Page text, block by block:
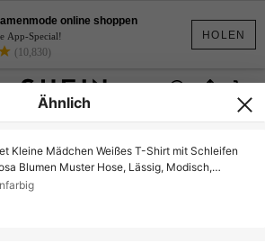
HOLEN
online shoppen
App-Special!
(10,830)
Ähnlich
Kleine Mädchen Weißes T-Shirt mit Schleifen
Blumen Muster Hose, Lässig, Modisch,
für Ausflüge, Schwester Fotoshootings,
Camping, Urlaub, Alltags Lässig Tragen